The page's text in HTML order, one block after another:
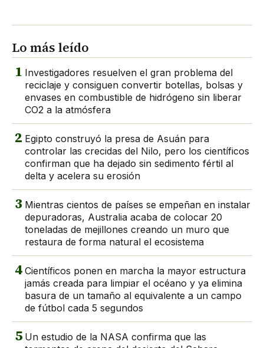
Lo más leído
1 Investigadores resuelven el gran problema del
reciclaje y consiguen convertir botellas, bolsas y
envases en combustible de hidrógeno sin liberar
CO2 a la atmósfera
2 Egipto construyó la presa de Asuán para
controlar las crecidas del Nilo, pero los científicos
confirman que ha dejado sin sedimento fértil al
delta y acelera su erosión
3 Mientras cientos de países se empeñan en instalar
depuradoras, Australia acaba de colocar 20
toneladas de mejillones creando un muro que
restaura de forma natural el ecosistema
4 Científicos ponen en marcha la mayor estructura
jamás creada para limpiar el océano y ya elimina
basura de un tamaño al equivalente a un campo
de fútbol cada 5 segundos
5 Un estudio de la NASA confirma que las